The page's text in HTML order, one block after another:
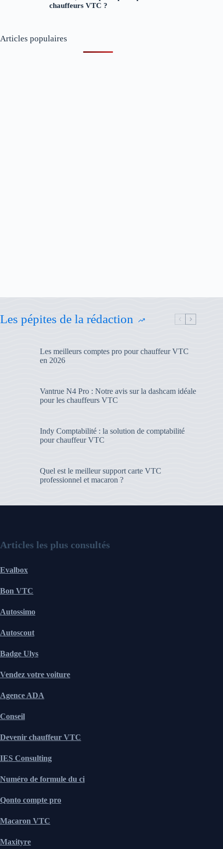
chauffeurs VTC ?
Articles populaires
Les pépites de la rédaction
Les meilleurs comptes pro pour chauffeur VTC
en 2026
Vantrue N4 Pro : Notre avis sur la dashcam idéale
pour les chauffeurs VTC
Indy Comptabilité : la solution de comptabilité
pour chauffeur VTC
Quel est le meilleur support carte VTC
professionnel et macaron ?
Articles les plus consultés
Evalbox
Bon VTC
Autossimo
Autoscout
Badge Ulys
Vendez votre voiture
Agence ADA
Conseil
Devenir chauffeur VTC
IES Consulting
Numéro de formule du ci
Qonto compte pro
Macaron VTC
Maxityre